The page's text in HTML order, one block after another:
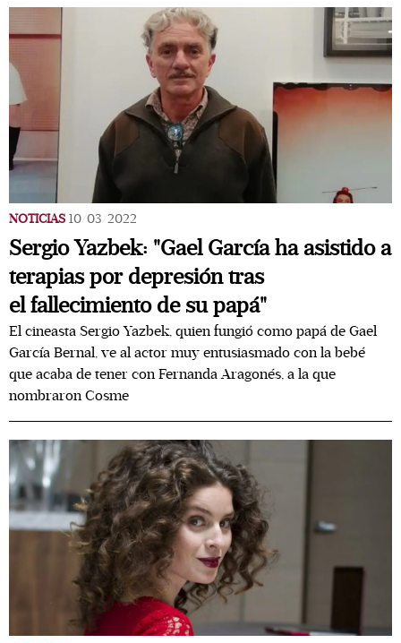
NOTICIAS 10/03/2022
Sergio Yazbek: "Gael García ha asistido a
terapias por depresión tras
el fallecimiento de su papá"
El cineasta Sergio Yazbek, quien fungió como papá de Gael
García Bernal, ve al actor muy entusiasmado con la bebé
que acaba de tener con Fernanda Aragonés, a la que
nombraron Cosme